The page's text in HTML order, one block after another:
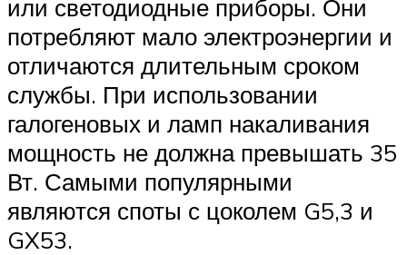
или светодиодные приборы. Они
потребляют мало электроэнергии и
отличаются длительным сроком
службы. При использовании
галогеновых и ламп накаливания
мощность не должна превышать 35
Вт. Самыми популярными
являются споты с цоколем G5,3 и
GX53.